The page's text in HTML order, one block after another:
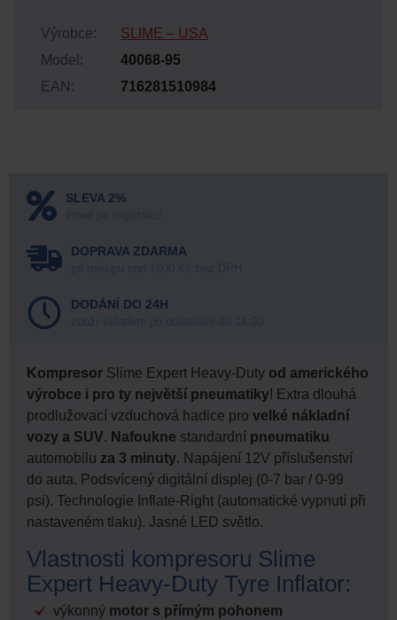
Výrobce:
SLIME – USA
Model:
40068-95
EAN:
716281510984
SLEVA 2%
DOPRAVA ZDARMA
DODÁNÍ DO 24H
Kompresor Slime Expert Heavy-Duty od amerického
výrobce i pro ty největší pneumatiky! Extra dlouhá
prodlužovací vzduchová hadice pro velké nákladní
vozy a SUV. Nafoukne standardní pneumatiku
automobilu za 3 minuty. Napájení 12V příslušenství
do auta. Podsvícený digitální displej (0-7 bar / 0-99
psi). Technologie Inflate-Right (automatické vypnutí při
nastaveném tlaku). Jasné LED světlo.
Vlastnosti kompresoru Slime
Expert Heavy-Duty Tyre Inflator:
výkonný motor s přímým pohonem